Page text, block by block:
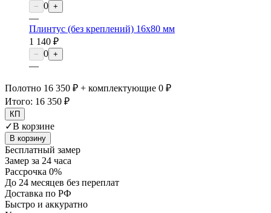
− 0 +
—
Плинтус (без креплений) 16х80 мм
1 140 ₽
− 0 +
—
Полотно 16 350 ₽ + комплектующие 0 ₽
Итого: 16 350 ₽
КП
✓В корзине
В корзину
Бесплатный замер
Замер за 24 часа
Рассрочка 0%
До 24 месяцев без переплат
Доставка по РФ
Быстро и аккуратно